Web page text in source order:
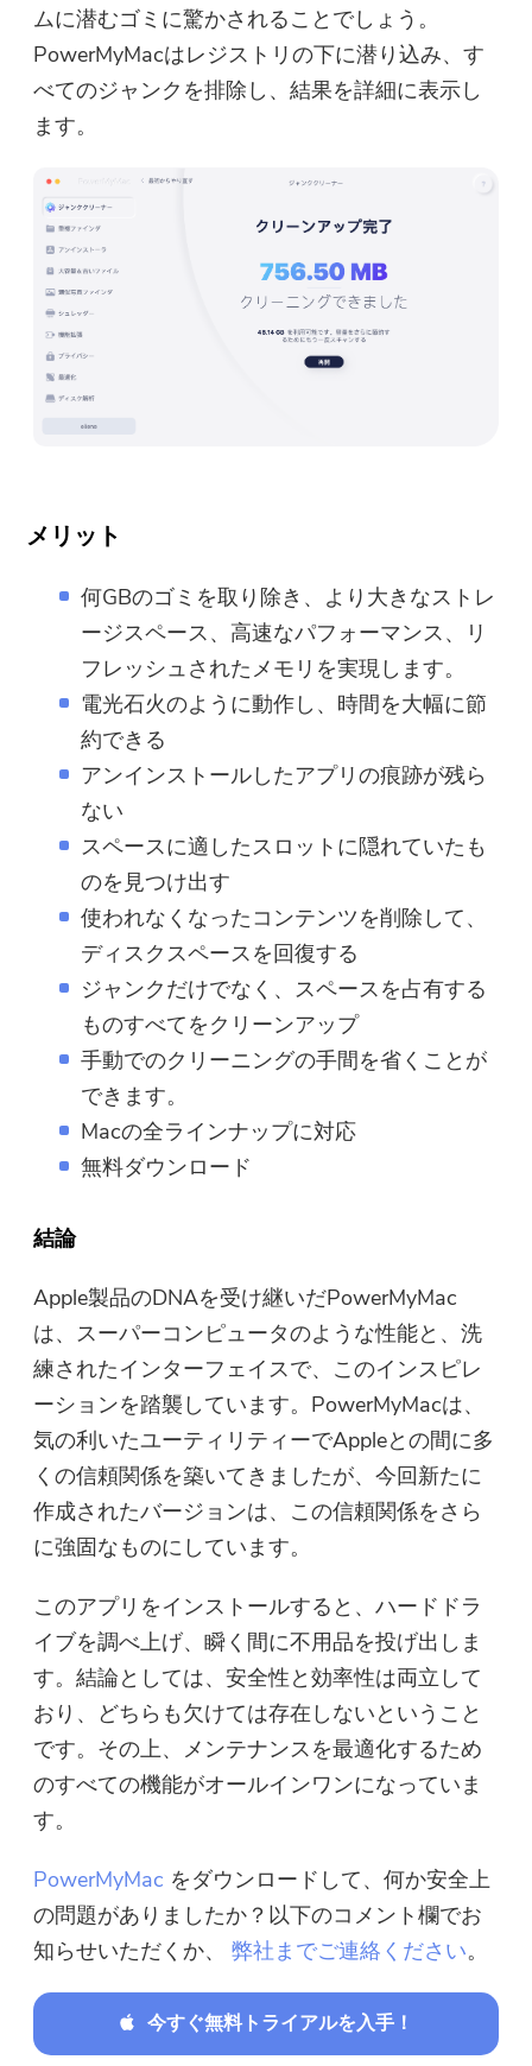
ムに潜むゴミに驚かされることでしょう。
PowerMyMacはレジストリの下に潜り込み、す
べてのジャンクを排除し、結果を詳細に表示し
ます。
メリット
何GBのゴミを取り除き、より大きなストレ
ージスペース、高速なパフォーマンス、リ
フレッシュされたメモリを実現します。
電光石火のように動作し、時間を大幅に節
約できる
アンインストールしたアプリの痕跡が残ら
ない
スペースに適したスロットに隠れていたも
のを見つけ出す
使われなくなったコンテンツを削除して、
ディスクスペースを回復する
ジャンクだけでなく、スペースを占有する
ものすべてをクリーンアップ
手動でのクリーニングの手間を省くことが
できます。
Macの全ラインナップに対応
無料ダウンロード
結論
Apple製品のDNAを受け継いだPowerMyMac
は、スーパーコンピュータのような性能と、洗
練されたインターフェイスで、このインスピレ
ーションを踏襲しています。PowerMyMacは、
気の利いたユーティリティーでAppleとの間に多
くの信頼関係を築いてきましたが、今回新たに
作成されたバージョンは、この信頼関係をさら
に強固なものにしています。
このアプリをインストールすると、ハードドラ
イブを調べ上げ、瞬く間に不用品を投げ出しま
す。結論としては、安全性と効率性は両立して
おり、どちらも欠けては存在しないということ
です。その上、メンテナンスを最適化するため
のすべての機能がオールインワンになっていま
す。
PowerMyMac をダウンロードして、何か安全上
の問題がありましたか？以下のコメント欄でお
知らせいただくか、弊社までご連絡ください。
今すぐ無料トライアルを入手！